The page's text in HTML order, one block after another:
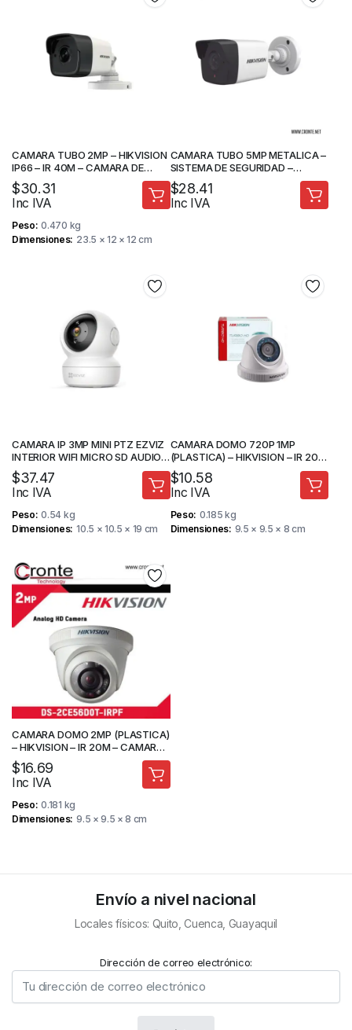
CAMARA TUBO 2MP – HIKVISION
IP66 – IR 40M – CAMARA DE
SEGURIDAD
$30.31
Inc IVA
Peso 0.470 kg
Dimensiones 23.5 × 12 × 12 cm
CAMARA TUBO 5MP METALICA –
SISTEMA DE SEGURIDAD –
HIKVISION
$28.41
Inc IVA
CAMARA IP 3MP MINI PTZ EZVIZ
INTERIOR WIFI MICRO SD AUDIO 2
VIAS – CAMARA DE SEGURIDAD
$37.47
Inc IVA
Peso 0.54 kg
Dimensiones 10.5 × 10.5 × 19 cm
CAMARA DOMO 720P 1MP
(PLASTICA) – HIKVISION – IR 20M
– CAMARA DE SEGURIDAD
$10.58
Inc IVA
Peso 0.185 kg
Dimensiones 9.5 × 9.5 × 8 cm
CAMARA DOMO 2MP (PLASTICA)
– HIKVISION – IR 20M – CAMARA
DE SEGURIDAD
$16.69
Inc IVA
Peso 0.181 kg
Dimensiones 9.5 × 9.5 × 8 cm
Envío a nivel nacional
Locales físicos: Quito, Cuenca, Guayaquil
Dirección de correo electrónico: